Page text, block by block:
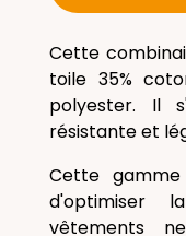
Cette
toile 35%
polyester. Il
résistante et
Cette
d'optimiser
vêtements